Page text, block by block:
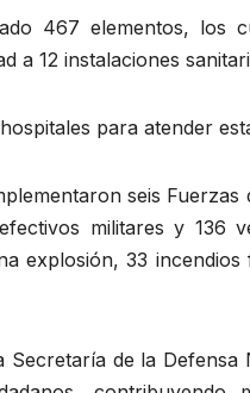
467 elementos, los
a 12 instalaciones
para atender
seis
militares y 136
explosión, 33
Secretaría de la